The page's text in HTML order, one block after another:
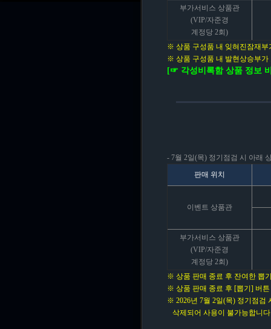
부가서비스 상품관
(VIP/자준경
계정당 2회)
※ 상품 구성품 내 잊혀진잠재부
※ 상품 구성품 내 발현상승부가
[☞ 각성비록함 상품 정보
- 7월 2일(목) 정기점검 시 아래
판매 위치
이벤트 상품관
부가서비스 상품관
(VIP/자준경
계정당 2회)
※ 상품 판매 종료 후 잔여한 뽑
※ 상품 판매 종료 후 [뽑기] 버
※ 2026년 7월 2일(목) 정기점검
삭제되어 사용이 불가능합니